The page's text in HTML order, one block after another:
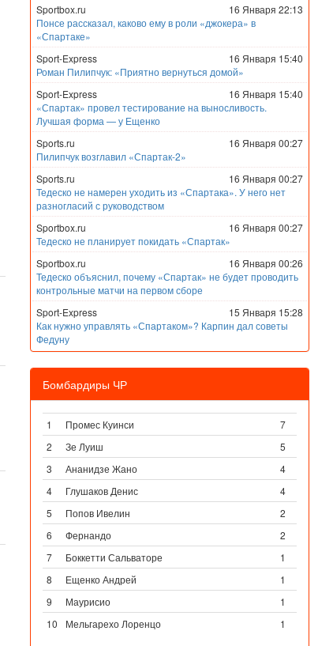
Sportbox.ru
16 Января 22:13
Понсе рассказал, каково ему в роли «джокера» в
«Спартаке»
Sport-Express
16 Января 15:40
Роман Пилипчук: «Приятно вернуться домой»
Sport-Express
16 Января 15:40
«Спартак» провел тестирование на выносливость.
Лучшая форма — у Ещенко
Sports.ru
16 Января 00:27
Пилипчук возглавил «Спартак-2»
Sports.ru
16 Января 00:27
Тедеско не намерен уходить из «Спартака». У него нет
разногласий с руководством
Sportbox.ru
16 Января 00:27
Тедеско не планирует покидать «Спартак»
Sportbox.ru
16 Января 00:26
Тедеско объяснил, почему «Спартак» не будет проводить
контрольные матчи на первом сборе
Sport-Express
15 Января 15:28
Как нужно управлять «Спартаком»? Карпин дал советы
Федуну
Бомбардиры ЧР
1 Промес Куинси
7
2
Зе Луиш
5
3
Ананидзе Жано
4
4
Глушаков Денис
4
5
Попов Ивелин
2
6
Фернандо
2
7
Боккетти Сальваторе
1
8
Ещенко Андрей
1
9
Маурисио
1
10
Мельгарехо Лоренцо 1